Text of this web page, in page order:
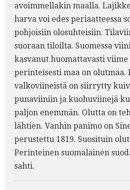
avoimmellakin maalla.
harva voi edes periaatteessa
pohjoisiin olosuhteisiin.
suoraan tiloilta. Suomessa
kasvanut huomattavasti viime
perinteisesti maa on olutmaa.
valkoviineistä on siirrytty
punaviiniin ja kuohuviinejä
paljon enemmän. Olutta on
lähtien. Vanhin panimo on
perustettu 1819. Suosituin
Perinteinen suomalainen
sahti.